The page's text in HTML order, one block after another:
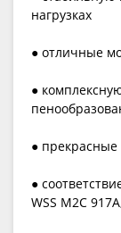
нагрузках
● отличные
●
● прекрасные
●
WSS M2C